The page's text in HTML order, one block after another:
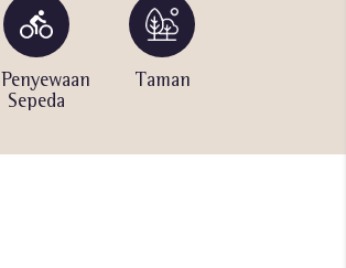
Penyewaan
Sepeda
Taman